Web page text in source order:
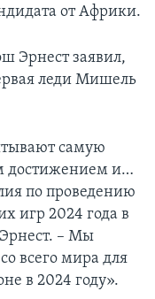
от Африки.
Эрнест заявил,
леди Мишель
самую
достижением и…
по проведению
игр 2024 года в
– Мы
всего мира для
в 2024 году».